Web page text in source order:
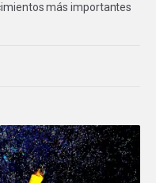
más importantes